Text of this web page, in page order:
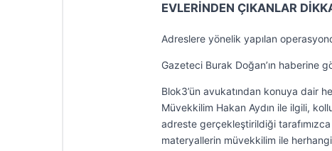
EVLERİNDEN ÇIKANLAR
Adreslere yönelik yapılan
Gazeteci Burak Doğan’ın haberine
Blok3’ün avukatından konuya dair
Müvekkilim Hakan Aydın ile ilgili,
adreste gerçekleştirildiği
materyallerin müvekkilim ile